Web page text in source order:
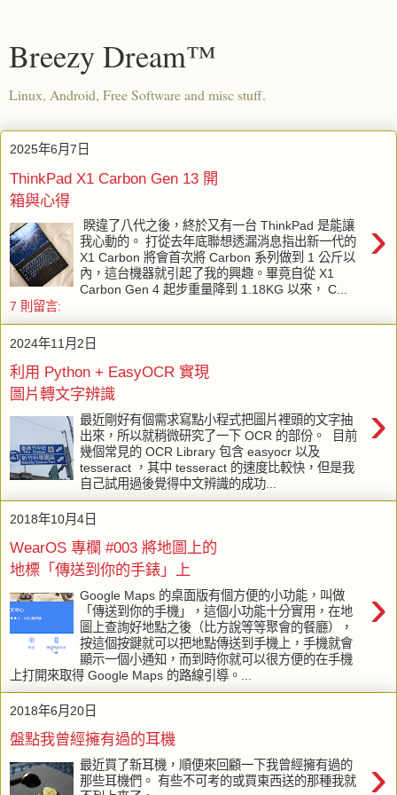
Breezy Dream™
Linux, Android, Free Software and misc stuff.
2025年6月7日
ThinkPad X1 Carbon Gen 13 開
箱與心得
›
睽違了八代之後，終於又有一台 ThinkPad 是能讓
我心動的。 打從去年底聯想透漏消息指出新一代的
X1 Carbon 將會首次將 Carbon 系列做到 1 公斤以
內，這台機器就引起了我的興趣。畢竟自從 X1
Carbon Gen 4 起步重量降到 1.18KG 以來， C...
7 則留言:
2024年11月2日
利用 Python + EasyOCR 實現
圖片轉文字辨識
›
最近剛好有個需求寫點小程式把圖片裡頭的文字抽
出來，所以就稍微研究了一下 OCR 的部份。 目前
幾個常見的 OCR Library 包含 easyocr 以及
tesseract ，其中 tesseract 的速度比較快，但是我
自己試用過後覺得中文辨識的成功...
2018年10月4日
WearOS 專欄 #003 將地圖上的
地標「傳送到你的手錶」上
›
Google Maps 的桌面版有個方便的小功能，叫做
「傳送到你的手機」，這個小功能十分實用，在地
圖上查詢好地點之後（比方說等等聚會的餐廳），
按這個按鍵就可以把地點傳送到手機上，手機就會
顯示一個小通知，而到時你就可以很方便的在手機
上打開來取得 Google Maps 的路線引導。...
2018年6月20日
盤點我曾經擁有過的耳機
›
最近買了新耳機，順便來回顧一下我曾經擁有過的
那些耳機們。 有些不可考的或買東西送的那種我就